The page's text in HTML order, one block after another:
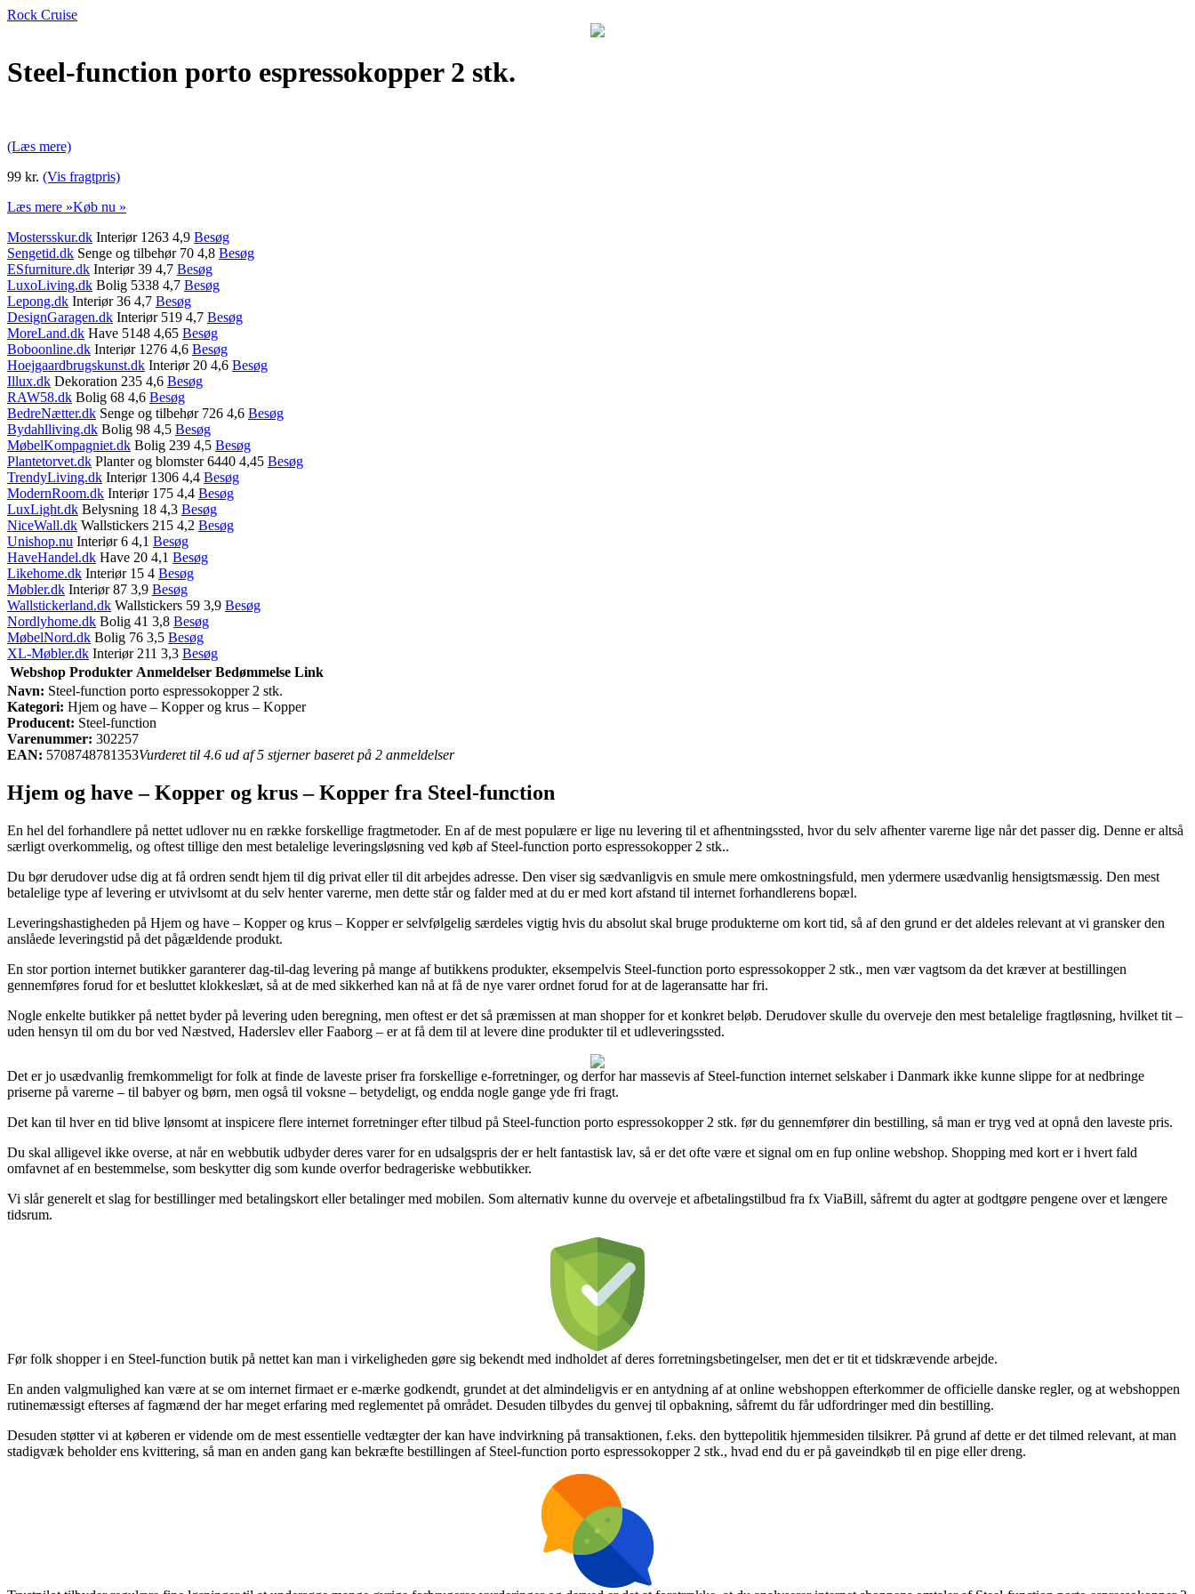
Rock Cruise
Steel-function porto espressokopper 2 stk.
(Læs mere)
99 kr. (Vis fragtpris)
Læs mere »Køb nu »
Mostersskur.dk Interiør 1263 4,9 Besøg
Sengetid.dk Senge og tilbehør 70 4,8 Besøg
ESfurniture.dk Interiør 39 4,7 Besøg
LuxoLiving.dk Bolig 5338 4,7 Besøg
Lepong.dk Interiør 36 4,7 Besøg
DesignGaragen.dk Interiør 519 4,7 Besøg
MoreLand.dk Have 5148 4,65 Besøg
Boboonline.dk Interiør 1276 4,6 Besøg
Hoejgaardbrugskunst.dk Interiør 20 4,6 Besøg
Illux.dk Dekoration 235 4,6 Besøg
RAW58.dk Bolig 68 4,6 Besøg
BedreNætter.dk Senge og tilbehør 726 4,6 Besøg
Bydahlliving.dk Bolig 98 4,5 Besøg
MøbelKompagniet.dk Bolig 239 4,5 Besøg
Plantetorvet.dk Planter og blomster 6440 4,45 Besøg
TrendyLiving.dk Interiør 1306 4,4 Besøg
ModernRoom.dk Interiør 175 4,4 Besøg
LuxLight.dk Belysning 18 4,3 Besøg
NiceWall.dk Wallstickers 215 4,2 Besøg
Unishop.nu Interiør 6 4,1 Besøg
HaveHandel.dk Have 20 4,1 Besøg
Likehome.dk Interiør 15 4 Besøg
Møbler.dk Interiør 87 3,9 Besøg
Wallstickerland.dk Wallstickers 59 3,9 Besøg
Nordlyhome.dk Bolig 41 3,8 Besøg
MøbelNord.dk Bolig 76 3,5 Besøg
XL-Møbler.dk Interiør 211 3,3 Besøg
Webshop Produkter Anmeldelser Bedømmelse Link
Navn: Steel-function porto espressokopper 2 stk.
Kategori: Hjem og have – Kopper og krus – Kopper
Producent: Steel-function
Varenummer: 302257
EAN: 5708748781353Vurderet til 4.6 ud af 5 stjerner baseret på 2 anmeldelser
Hjem og have – Kopper og krus – Kopper fra Steel-function
En hel del forhandlere på nettet udlover nu en række forskellige fragtmetoder. En af de mest populære er lige nu levering til et afhentningssted, hvor du selv afhenter varerne lige når det passer dig. Denne er altså
særligt overkommelig, og oftest tillige den mest betalelige leveringsløsning ved køb af Steel-function porto espressokopper 2 stk..
Du bør derudover udse dig at få ordren sendt hjem til dig privat eller til dit arbejdes adresse. Den viser sig sædvanligvis en smule mere omkostningsfuld, men ydermere usædvanlig hensigtsmæssig. Den mest
betalelige type af levering er utvivlsomt at du selv henter varerne, men dette står og falder med at du er med kort afstand til internet forhandlerens bopæl.
Leveringshastigheden på Hjem og have – Kopper og krus – Kopper er selvfølgelig særdeles vigtig hvis du absolut skal bruge produkterne om kort tid, så af den grund er det aldeles relevant at vi gransker den
anslåede leveringstid på det pågældende produkt.
En stor portion internet butikker garanterer dag-til-dag levering på mange af butikkens produkter, eksempelvis Steel-function porto espressokopper 2 stk., men vær vagtsom da det kræver at bestillingen
gennemføres forud for et besluttet klokkeslæt, så at de med sikkerhed kan nå at få de nye varer ordnet forud for at de lageransatte har fri.
Nogle enkelte butikker på nettet byder på levering uden beregning, men oftest er det så præmissen at man shopper for et konkret beløb. Derudover skulle du overveje den mest betalelige fragtløsning, hvilket tit –
uden hensyn til om du bor ved Næstved, Haderslev eller Faaborg – er at få dem til at levere dine produkter til et udleveringssted.
Det er jo usædvanlig fremkommeligt for folk at finde de laveste priser fra forskellige e-forretninger, og derfor har massevis af Steel-function internet selskaber i Danmark ikke kunne slippe for at nedbringe
priserne på varerne – til babyer og børn, men også til voksne – betydeligt, og endda nogle gange yde fri fragt.
Det kan til hver en tid blive lønsomt at inspicere flere internet forretninger efter tilbud på Steel-function porto espressokopper 2 stk. før du gennemfører din bestilling, så man er tryg ved at opnå den laveste pris.
Du skal alligevel ikke overse, at når en webbutik udbyder deres varer for en udsalgspris der er helt fantastisk lav, så er det ofte være et signal om en fup online webshop. Shopping med kort er i hvert fald
omfavnet af en bestemmelse, som beskytter dig som kunde overfor bedrageriske webbutikker.
Vi slår generelt et slag for bestillinger med betalingskort eller betalinger med mobilen. Som alternativ kunne du overveje et afbetalingstilbud fra fx ViaBill, såfremt du agter at godtgøre pengene over et længere
tidsrum.
Før folk shopper i en Steel-function butik på nettet kan man i virkeligheden gøre sig bekendt med indholdet af deres forretningsbetingelser, men det er tit et tidskrævende arbejde.
En anden valgmulighed kan være at se om internet firmaet er e-mærke godkendt, grundet at det almindeligvis er en antydning af at online webshoppen efterkommer de officielle danske regler, og at webshoppen
rutinemæssigt efterses af fagmænd der har meget erfaring med reglementet på området. Desuden tilbydes du genvej til opbakning, såfremt du får udfordringer med din bestilling.
Desuden støtter vi at køberen er vidende om de mest essentielle vedtægter der kan have indvirkning på transaktionen, f.eks. den byttepolitik hjemmesiden tilsikrer. På grund af dette er det tilmed relevant, at man
stadigvæk beholder ens kvittering, så man en anden gang kan bekræfte bestillingen af Steel-function porto espressokopper 2 stk., hvad end du er på gaveindkøb til en pige eller dreng.